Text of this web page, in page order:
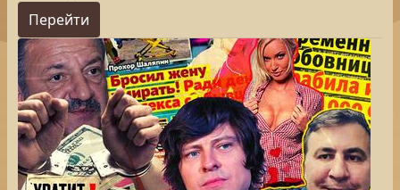
Перейти